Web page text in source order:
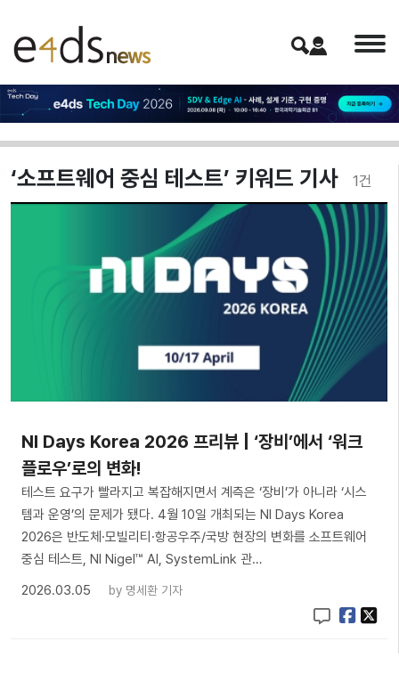
‘소프트웨어 중심 테스트’ 키워드 기사 1건
NI Days Korea 2026 프리뷰 | ‘장비’에서 ‘워크
플로우’로의 변화!
테스트 요구가 빨라지고 복잡해지면서 계측은 ‘장비’가 아니라 ‘시스
템과 운영’의 문제가 됐다. 4월 10일 개최되는 NI Days Korea
2026은 반도체·모빌리티·항공우주/국방 현장의 변화를 소프트웨어
중심 테스트, NI Nigel™ AI, SystemLink 관…
2026.03.05
by 명세환 기자